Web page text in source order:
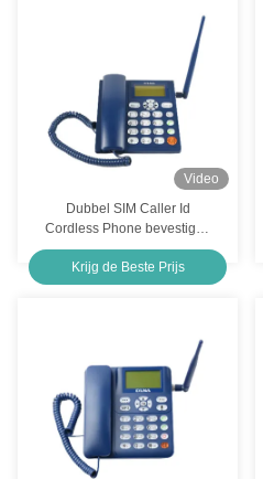
Video
Dubbel SIM Caller Id
Cordless Phone bevestigde
de Draadloze Opslag van
Telefoon Stabiele Prestaties
Krijg de Beste Prijs